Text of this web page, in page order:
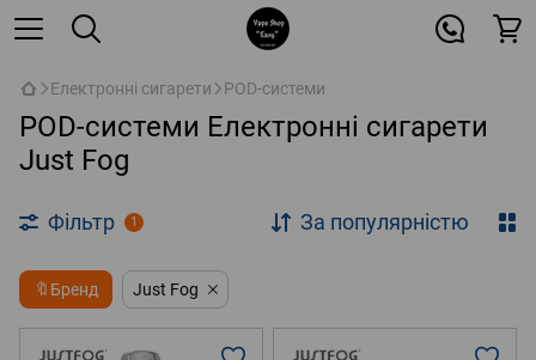
Електронні сигарети POD-системи
POD-системи Електронні сигарети
Just Fog
Фільтр 1 За популярністю
🔖Бренд Just Fog